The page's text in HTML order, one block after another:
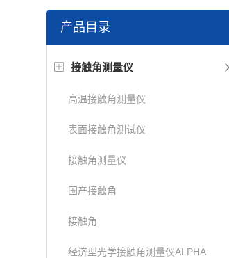
产品目录
接触角测量仪
高温接触角测量仪
表面接触角测试仪
接触角测量仪
国产接触角
接触角
经济型光学接触角测量仪ALPHA